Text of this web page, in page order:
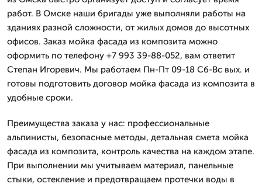
работ. В Омске наши бригады уже выполняли работы на
зданиях разной сложности, от жилых домов до высотных
офисов. Заказ мойка фасада из композита можно
оформить по телефону +7 993 39-88-052, вам ответит
Степан Игоревич. Мы работаем Пн-Пт 09-18 Сб-Вс вых. и
готовы подготовить договор мойка фасада из композита в
удобные сроки.
Преимущества заказа у нас: профессиональные
альпинисты, безопасные методы, детальная смета мойка
фасада из композита, контроль качества на каждом этапе.
При выполнении мы учитываем материал, панельные
стыки, остекление и предотвращаем протечки воды в